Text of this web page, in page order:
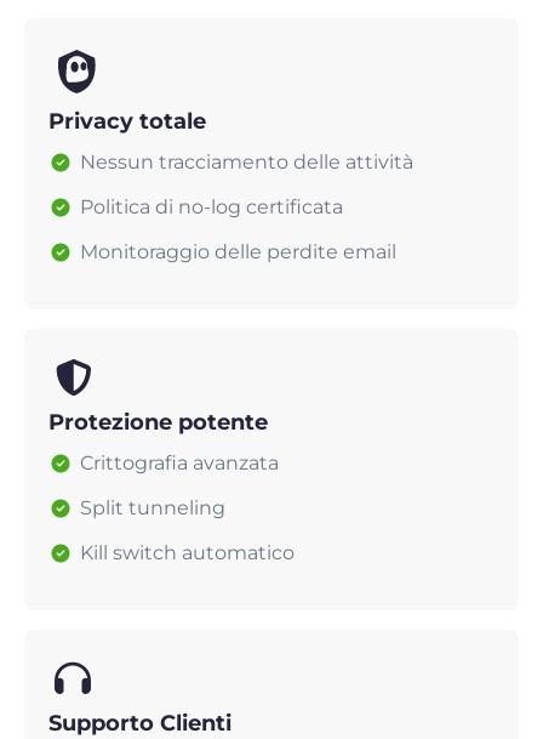
Privacy totale
Nessun tracciamento delle attività
Politica di no-log certificata
Monitoraggio delle perdite email
Protezione potente
Crittografia avanzata
Split tunneling
Kill switch automatico
Supporto Clienti